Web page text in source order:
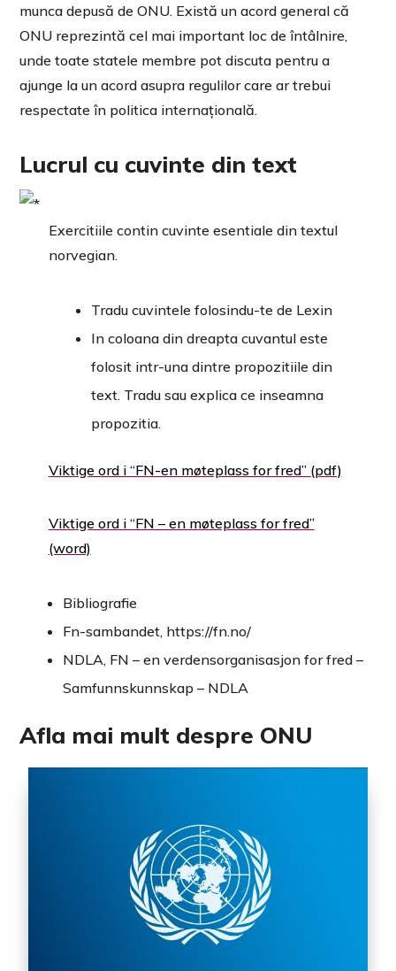
munca depusă de ONU. Există un acord general că
ONU reprezintă cel mai important loc de întâlnire,
unde toate statele membre pot discuta pentru a
ajunge la un acord asupra regulilor care ar trebui
respectate în politica internațională.
Lucrul cu cuvinte din text
Exercitiile contin cuvinte esentiale din textul
norvegian.
Tradu cuvintele folosindu-te de Lexin
In coloana din dreapta cuvantul este
folosit intr-una dintre propozitiile din
text. Tradu sau explica ce inseamna
propozitia.
Viktige ord i “FN-en møteplass for fred”
Viktige ord i “FN – en møteplass for fred”
Bibliografie
Fn-sambandet, https://fn.no/
NDLA, FN – en verdensorganisasjon for fred –
Samfunnskunnskap – NDLA
Afla mai mult despre ONU